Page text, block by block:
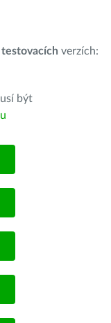
testovacích verzích:
být